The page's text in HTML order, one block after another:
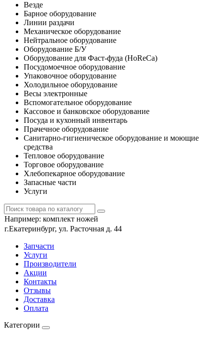
Везде
Барное оборудование
Линии раздачи
Механическое оборудование
Нейтральное оборудование
Оборудование Б/У
Оборудование для Фаст-фуда (HoReCa)
Посудомоечное оборудование
Упаковочное оборудование
Холодильное оборудование
Весы электронные
Вспомогательное оборудование
Кассовое и банковское оборудование
Посуда и кухонный инвентарь
Прачечное оборудование
Санитарно-гигиеническое оборудование и моющие
средства
Тепловое оборудование
Торговое оборудование
Хлебопекарное оборудование
Запасные части
Услуги
Например: комплект ножей
г.Екатеринбург, ул. Расточная д. 44
Запчасти
Услуги
Производители
Акции
Контакты
Отзывы
Доставка
Оплата
Категории